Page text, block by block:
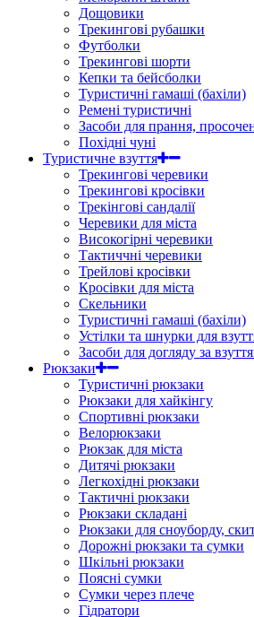
Дощовики
Трекингові рубашки
Футболки
Трекингові шорти
Кепки та бейсболки
Туристичні гамаші (бахіли)
Ремені туристичні
Засоби для прання,
Похідні чуні
Туристичне взуття
Трекингові черевики
Трекингові кросівки
Трекінгові сандалії
Черевики для міста
Високогірні черевики
Тактиччні черевики
Трейлові кросівки
Кросівки для міста
Скельники
Туристичні гамаші (бахіли)
Устілки та шнурки для
Засоби для догляду за
Рюкзаки
Туристичні рюкзаки
Рюкзаки для хайкінгу
Спортивні рюкзаки
Велорюкзаки
Рюкзак для міста
Дитячі рюкзаки
Легкохідні рюкзаки
Тактичні рюкзаки
Рюкзаки складані
Рюкзаки для сноуборду,
Дорожні рюкзаки та сумки
Шкільні рюкзаки
Поясні сумки
Сумки через плече
Гідратори